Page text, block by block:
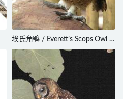
埃氏角鸮 / Everett’s Scops Owl /
Otus everetti